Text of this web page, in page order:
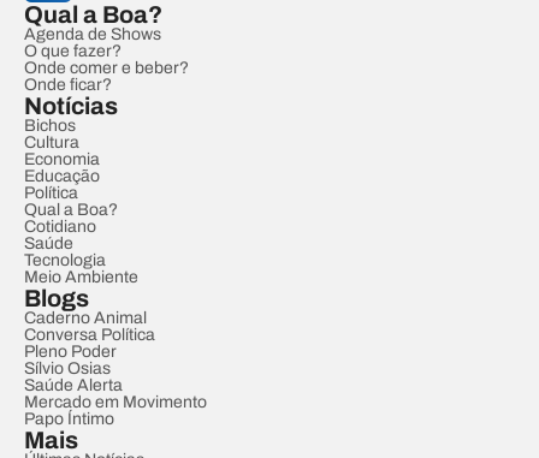
Qual a Boa?
Agenda de Shows
O que fazer?
Onde comer e beber?
Onde ficar?
Notícias
Bichos
Cultura
Economia
Educação
Política
Qual a Boa?
Cotidiano
Saúde
Tecnologia
Meio Ambiente
Blogs
Caderno Animal
Conversa Política
Pleno Poder
Sílvio Osias
Saúde Alerta
Mercado em Movimento
Papo Íntimo
Mais